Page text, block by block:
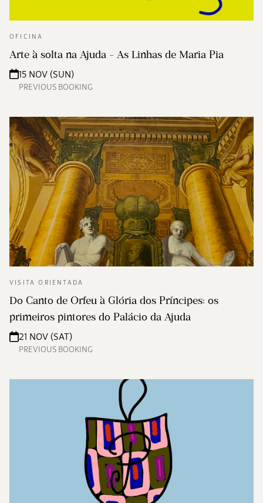
OFICINA
Arte à solta na Ajuda - As Linhas de Maria Pia
15 NOV (SUN)
PREVIOUS BOOKING
VISITA ORIENTADA
Do Canto de Orfeu à Glória dos Príncipes: os
primeiros pintores do Palácio da Ajuda
21 NOV (SAT)
PREVIOUS BOOKING